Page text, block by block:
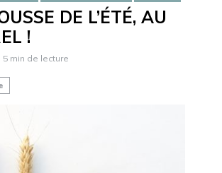
DE L’ÉTÉ, AU
!
5 min de lecture